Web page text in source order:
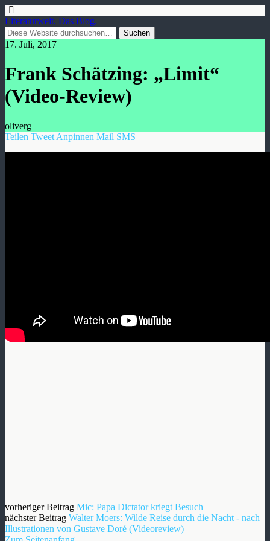
Literaturwelt. Das Blog.
17. Juli, 2017
Frank Schätzing: „Limit“
(Video-Review)
oliverg
Teilen Tweet Anpinnen Mail SMS
vorheriger Beitrag Mic: Papa Dictator kriegt Besuch
nächster Beitrag Walter Moers: Wilde Reise durch die Nacht - nach
Illustrationen von Gustave Doré (Videoreview)